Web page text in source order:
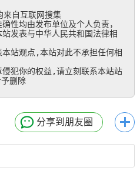
互联网搜集
性均由发布单位及个人负责，
发表与中华人民共和国法律相
站观点,本站对此不承担任何相
犯你的权益,请立刻联系本站站
删除
分享到朋友圈